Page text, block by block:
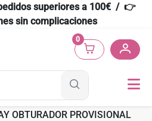
superiores a 100€ / 👉
sin complicaciones
0
OBTURADOR PROVISIONAL